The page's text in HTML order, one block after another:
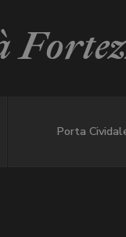
Porta